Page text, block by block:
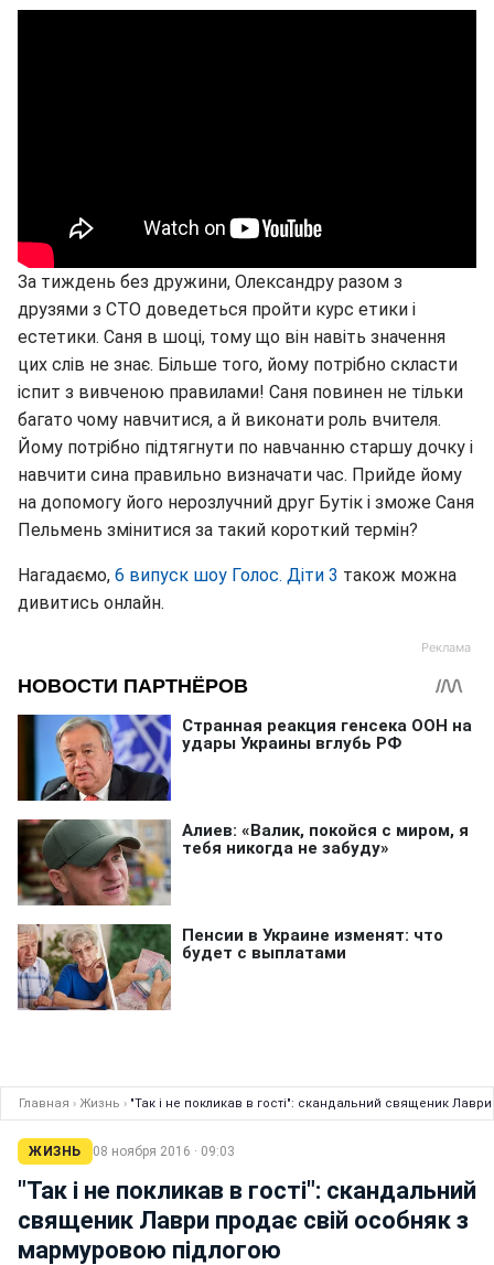
За тиждень без дружини, Олександру разом з
друзями з СТО доведеться пройти курс етики і
естетики. Саня в шоці, тому що він навіть значення
цих слів не знає. Більше того, йому потрібно скласти
іспит з вивченою правилами! Саня повинен не тільки
багато чому навчитися, а й виконати роль вчителя.
Йому потрібно підтягнути по навчанню старшу дочку і
навчити сина правильно визначати час. Прийде йому
на допомогу його нерозлучний друг Бутік і зможе Саня
Пельмень змінитися за такий короткий термін?
Нагадаємо, 6 випуск шоу Голос. Діти 3 також можна
дивитись онлайн.
Главная › Жизнь › "Так і не покликав в гості": скандальний священик
ЖИЗНЬ 08 ноября 2016 · 09:03
"Так і не покликав в гості": скандальний
священик Лаври продає свій особняк з
мармуровою підлогою